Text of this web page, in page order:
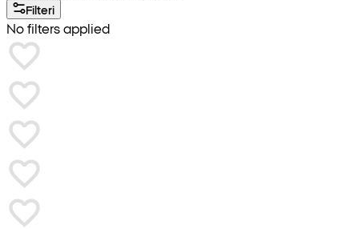
Filteri
No filters applied